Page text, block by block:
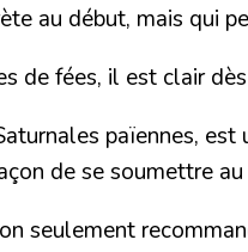
au début, mais qui
de fées, il est clair
païennes, est
de se soumettre
seulement